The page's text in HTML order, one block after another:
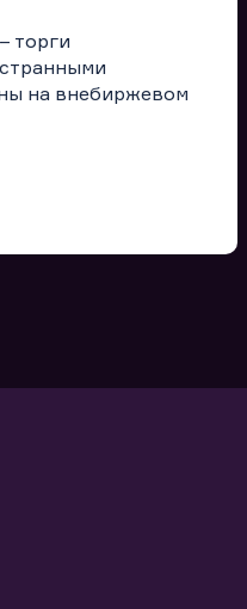
торги
на внебиржевом